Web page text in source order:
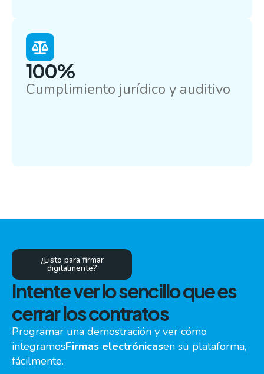
100%
Cumplimiento jurídico y auditivo
¿Listo para firmar
digitalmente?
Intente ver lo sencillo que es
cerrar los contratos
Programar una demostración y ver cómo
integramosFirmas electrónicasen su plataforma,
fácilmente.